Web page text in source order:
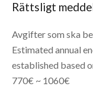
Rättsligt
Avgifter som ska
Estimated annual
established based
770€ ~ 1060€